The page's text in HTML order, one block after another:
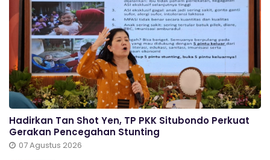
Hadirkan Tan Shot Yen, TP PKK Situbondo Perkuat
Gerakan Pencegahan Stunting
07 Agustus 2026